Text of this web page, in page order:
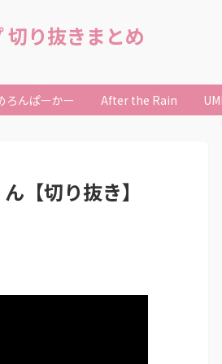
切り抜きまとめ
ろんぱーかー After the Rain
【切り抜き】